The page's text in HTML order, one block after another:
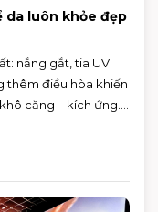
da luôn khỏe đẹp
nắng gắt, tia UV
thêm điều hòa khiến
căng – kích ứng.
ẩm nhẹ,
minh, da sẽ dễ